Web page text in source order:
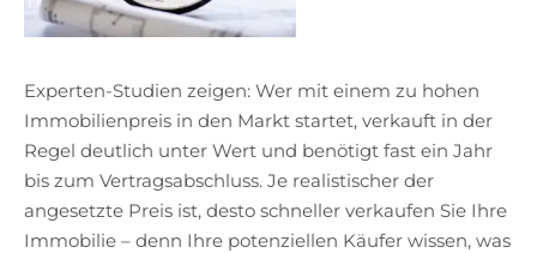
Experten-Studien zeigen: Wer mit einem zu hohen
Immobilienpreis in den Markt startet, verkauft in der
Regel deutlich unter Wert und benötigt fast ein Jahr
bis zum Vertragsabschluss. Je realistischer der
angesetzte Preis ist, desto schneller verkaufen Sie Ihre
Immobilie – denn Ihre potenziellen Käufer wissen, was